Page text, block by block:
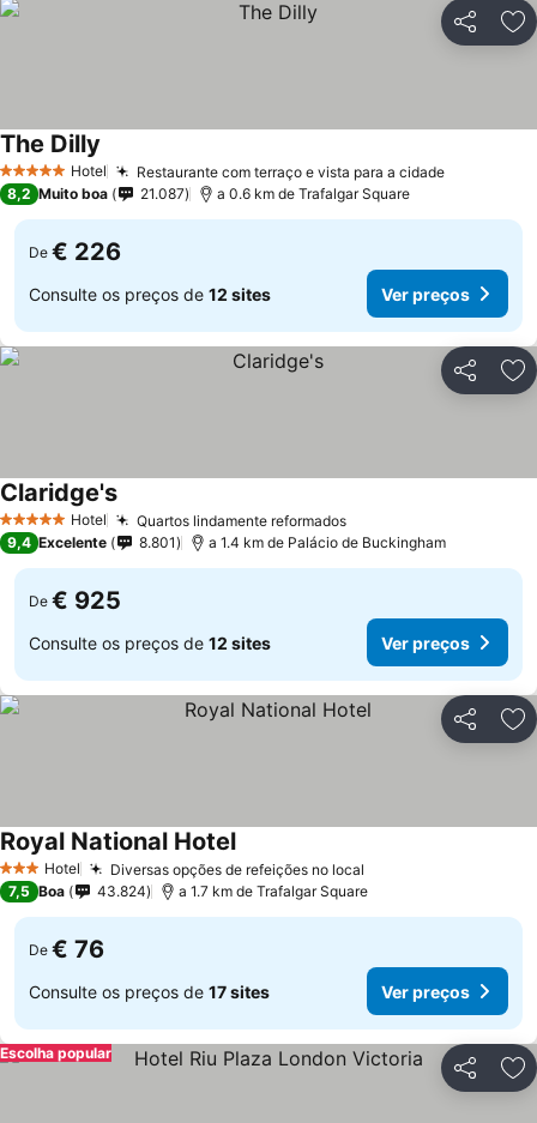
Partilhar
5 Estrelas Hotel Restaurante com terraço e vista para a cidade
The Dilly
8,2 Muito boa 21.087 a 0.6 km de Trafalgar Square
De € 226
Consulte os preços de 12 sites Ver preços
Partilhar
5 Estrelas Hotel Quartos lindamente reformados
Claridge's
9,4 Excelente 8.801 a 1.4 km de Palácio de Buckingham
De € 925
Consulte os preços de 12 sites Ver preços
Partilhar
3 EstrelasHotel Diversas opções de refeições no local
Royal National Hotel
7,5 Boa 43.824 a 1.7 km de Trafalgar Square
De € 76
Consulte os preços de 17 sites Ver preços
Partilhar
Escolha popular